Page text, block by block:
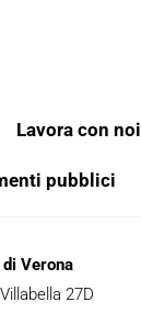
Lavora con noi
pubblici
di Verona
27D